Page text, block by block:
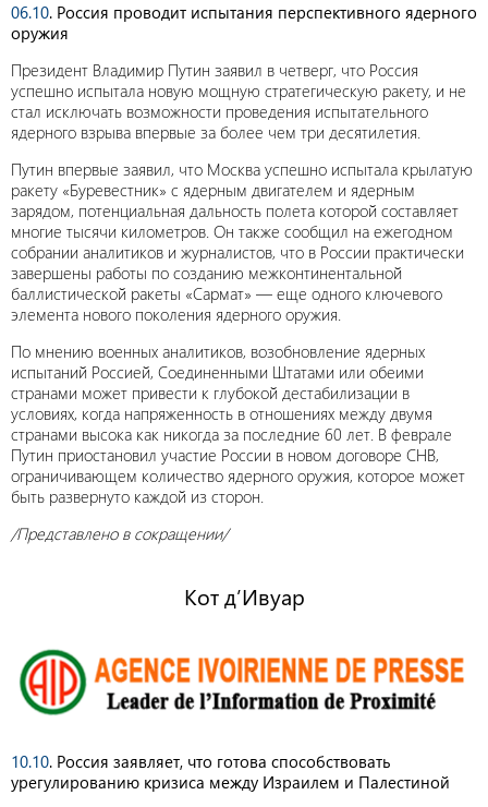
06.10. Россия проводит испытания перспективного ядерного
оружия
Президент Владимир Путин заявил в четверг, что Россия
успешно испытала новую мощную стратегическую ракету, и не
стал исключать возможности проведения испытательного
ядерного взрыва впервые за более чем три десятилетия.
Путин впервые заявил, что Москва успешно испытала крылатую
ракету «Буревестник» с ядерным двигателем и ядерным
зарядом, потенциальная дальность полета которой составляет
многие тысячи километров. Он также сообщил на ежегодном
собрании аналитиков и журналистов, что в России практически
завершены работы по созданию межконтинентальной
баллистической ракеты «Сармат» — еще одного ключевого
элемента нового поколения ядерного оружия.
По мнению военных аналитиков, возобновление ядерных
испытаний Россией, Соединенными Штатами или обеими
странами может привести к глубокой дестабилизации в
условиях, когда напряженность в отношениях между двумя
странами высока как никогда за последние 60 лет. В феврале
Путин приостановил участие России в новом договоре СНВ,
ограничивающем количество ядерного оружия, которое может
быть развернуто каждой из сторон.
/Представлено в сокращении/
Кот д’Ивуар
10.10. Россия заявляет, что готова способствовать
урегулированию кризиса между Израилем и Палестиной